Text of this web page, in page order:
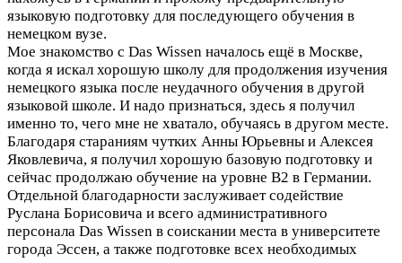
языковую подготовку для последующего обучения в
немецком вузе.
Мое знакомство с Das Wissen началось ещё в Москве,
когда я искал хорошую школу для продолжения изучения
немецкого языка после неудачного обучения в другой
языковой школе. И надо признаться, здесь я получил
именно то, чего мне не хватало, обучаясь в другом месте.
Благодаря стараниям чутких Анны Юрьевны и Алексея
Яковлевича, я получил хорошую базовую подготовку и
сейчас продолжаю обучение на уровне B2 в Германии.
Отдельной благодарности заслуживает содействие
Руслана Борисовича и всего административного
персонала Das Wissen в соискании места в университете
города Эссен, а также подготовке всех необходимых